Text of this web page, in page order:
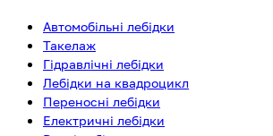
Автомобільні лебідки
Такелаж
Гідравлічні лебідки
Лебідки на квадроцикл
Переносні лебідки
Електричні лебідки